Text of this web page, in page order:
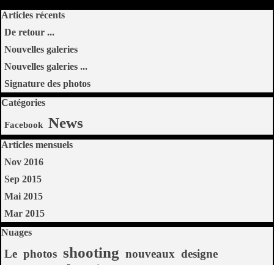
Sauter le bloc Articles récents
Articles récents
De retour ...
Nouvelles galeries
Nouvelles galeries ...
Signature des photos
Sauter le bloc Catégories
Catégories
Facebook News
Sauter le bloc Articles mensuels
Articles mensuels
Nov 2016
Sep 2015
Mai 2015
Mar 2015
Sauter le bloc Nuages
Nuages
Le photos shooting nouveaux designe